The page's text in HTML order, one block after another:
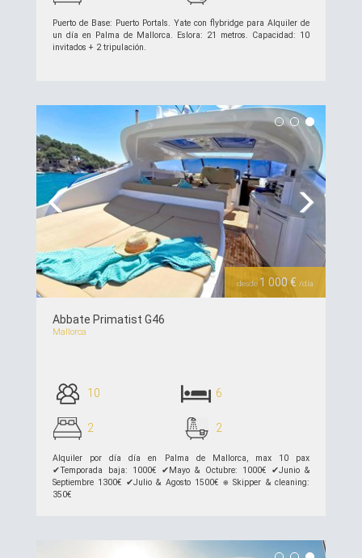
Puerto de Base: Puerto Portals. Yate con flybridge para Alquiler de
un día en Palma de Mallorca. Eslora: 21 metros. Capacidad: 10
invitados + 2 tripulación.
ver detalles >>
desde 1 000 € /día
Abbate Primatist G46
Mallorca
10 6
2 2
Alquiler por día día en Palma de Mallorca, max 10 pax
✔︎Temporada baja: 1000€ ✔︎Mayo & Octubre: 1000€ ✔︎Junio &
Septiembre 1300€ ✔︎Julio & Agosto 1500€ ⎈ Skipper & cleaning:
350€